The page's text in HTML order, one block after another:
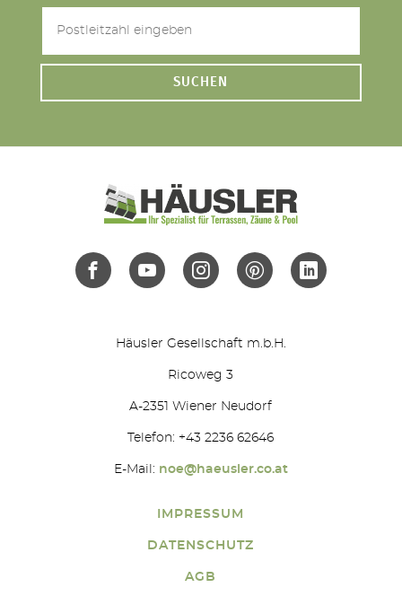
SUCHEN
Häusler Gesellschaft m.b.H.
Ricoweg 3
A-2351 Wiener Neudorf
Telefon: +43 2236 62646
E-Mail: noe@haeusler.co.at
IMPRESSUM
DATENSCHUTZ
AGB